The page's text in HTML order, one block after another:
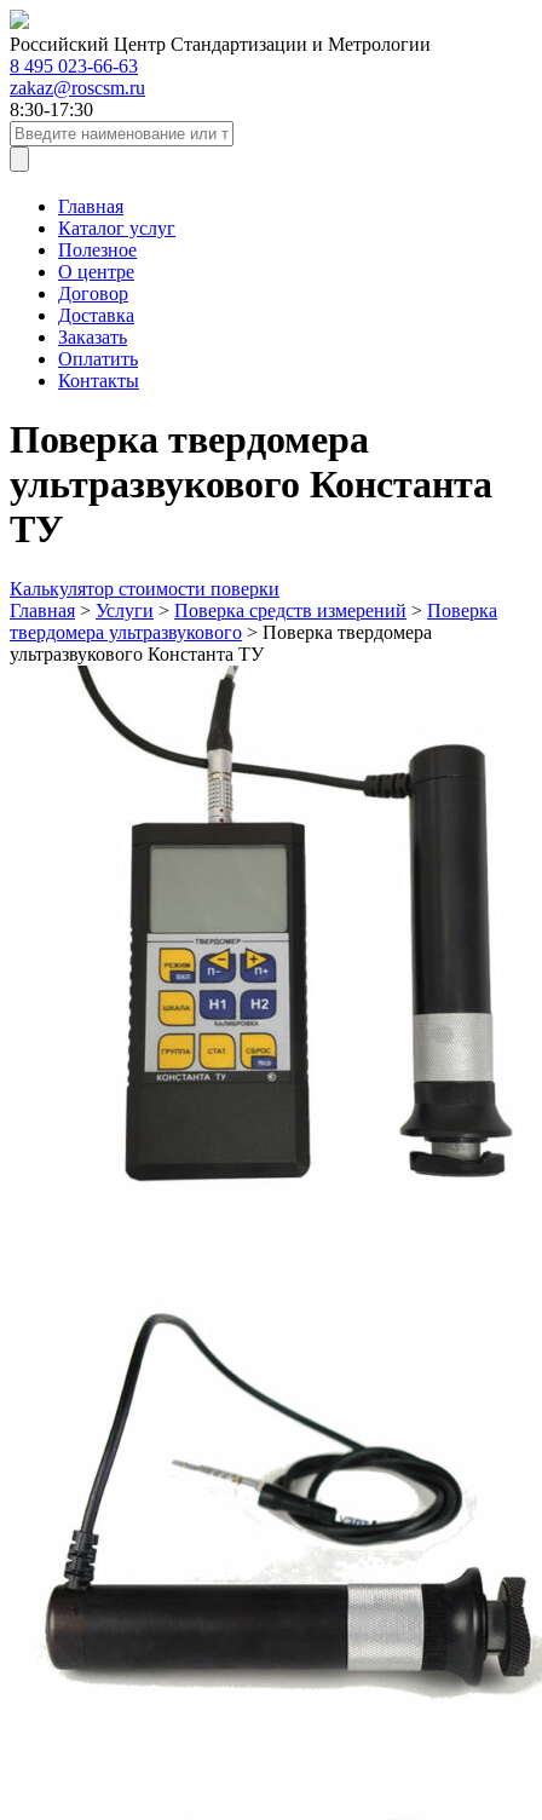
Российский Центр Стандартизации и Метрологии
8 495 023-66-63
zakaz@roscsm.ru
8:30-17:30
Главная
Каталог услуг
Полезное
О центре
Договор
Доставка
Заказать
Оплатить
Контакты
Поверка твердомера
ультразвукового Константа
ТУ
Калькулятор стоимости поверки
Главная > Услуги > Поверка средств измерений > Поверка
твердомера ультразвукового > Поверка твердомера
ультразвукового Константа ТУ